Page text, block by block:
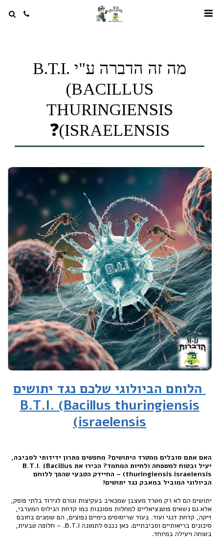
מה זה הדברה ע"י B.T.I.
(BACILLUS
THURINGIENSIS
ISRAELENSIS)❓
הלוחם הביולוגי שלכם נגד יתושים
B.T.I. (Bacillus thuringiensis
israelensis)
האם אתם סובלים ממטרד היתושים? מחפשים פתרון ידידותי לסביבה,
יעיל ובטוח למשפחה ולחיות המחמד? הכירו את B.T.I. (Bacillus
thuringiensis israelensis) – החיידק הטבעי שהפך ללוחם
הביולוגי המוביל במאבק נגד יתושים!
יתושים הם לא רק מטרד מעצבן שמכאיב בעקיצות וגורם לגירוד בלתי פוסק,
אלא גם נשאים פוטנציאליים למחלות מסוכנות כמו קדחת הנילוס המערבי,
זיקה, קדחת דנגי ועוד. בעוד שריסוסים כימיים נפוצים, הם טומנים בחובם
סיכונים בריאותיים וסביבתיים. כאן נכנס לתמונה B.T.I. – חלופה טבעית,
בטוחה ויעילה במיוחד.